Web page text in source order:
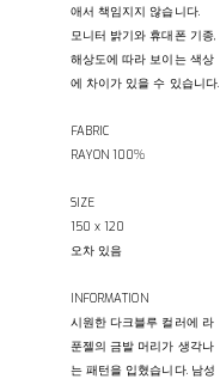
애서 책임지지 않습니다.
모니터 밝기와 휴대폰 기종,
해상도에 따라 보이는 색상
에 차이가 있을 수 있습니다.
FABRIC
RAYON 100%
SIZE
150 x 120
오차 있음
INFORMATION
시원한 다크블루 컬러에 라
푼젤의 금발 머리가 생각나
는 패턴을 입혔습니다. 남성